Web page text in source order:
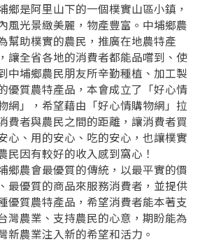
鄉是阿里山下的一個樸實山區小鎮，
風光景緻美麗，物產豐富。中埔鄉農
幫助樸實的農民，推廣在地農特產
讓全省各地的消費者都能品嚐到、使
中埔鄉農民朋友所辛勤種植、加工製
優質農特產品，本會成立了「好心情
網」，希望藉由「好心情購物網」拉
費者與農民之間的距離，讓消費者買
心、用的安心、吃的安心，也讓樸實
民因有較好的收入感到窩心！
鄉農會最優質的傳統，以最平實的價
最優質的商品來服務消費者，並提供
優質農特產品，希望消費者能本著支
灣農業、支持農民的心意，期盼能為
新農業注入新的希望和活力。
要註冊嗎？
加入LINE好友
請掃描或點擊 QR code
入「嘉義優鮮」LINE 好友，
註冊完成
訊息
申請新產品嗎？
看申請秘笈嗎？